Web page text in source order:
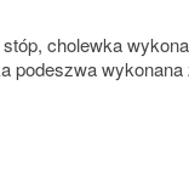
cholewka
podeszwa